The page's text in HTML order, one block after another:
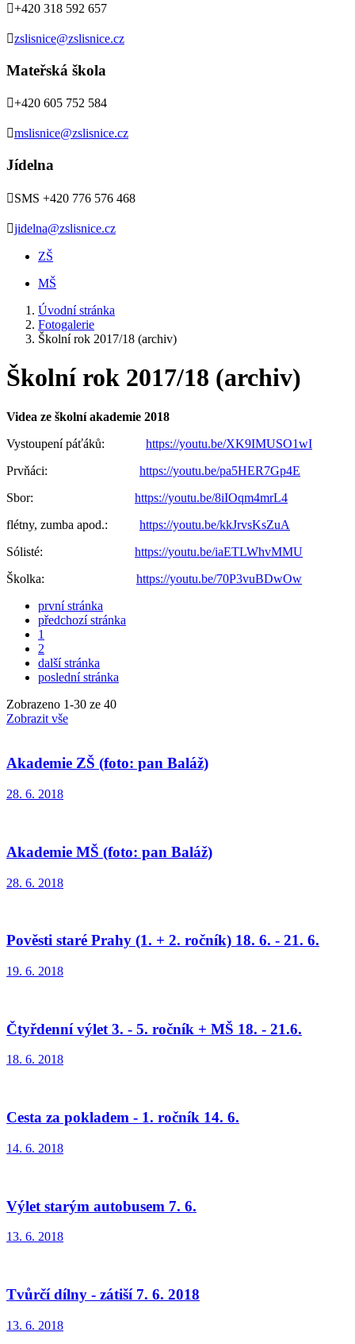
+420 318 592 657
zslisnice@zslisnice.cz
Mateřská škola
+420 605 752 584
mslisnice@zslisnice.cz
Jídelna
SMS +420 776 576 468
jidelna@zslisnice.cz
ZŠ
MŠ
Úvodní stránka
Fotogalerie
Školní rok 2017/18 (archiv)
Školní rok 2017/18 (archiv)
Videa ze školní akademie 2018
Vystoupení páťáků: https://youtu.be/XK9IMUSO1wI
Prvňáci: https://youtu.be/pa5HER7Gp4E
Sbor: https://youtu.be/8iIOqm4mrL4
flétny, zumba apod.: https://youtu.be/kkJrvsKsZuA
Sólisté: https://youtu.be/iaETLWhvMMU
Školka: https://youtu.be/70P3vuBDwOw
první stránka
předchozí stránka
1
2
další stránka
poslední stránka
Zobrazeno 1-30 ze 40
Zobrazit vše
Akademie ZŠ (foto: pan Baláž)
28. 6. 2018
Akademie MŠ (foto: pan Baláž)
28. 6. 2018
Pověsti staré Prahy (1. + 2. ročník) 18. 6. - 21. 6.
19. 6. 2018
Čtyřdenní výlet 3. - 5. ročník + MŠ 18. - 21.6.
18. 6. 2018
Cesta za pokladem - 1. ročník 14. 6.
14. 6. 2018
Výlet starým autobusem 7. 6.
13. 6. 2018
Tvůrčí dílny - zátiší 7. 6. 2018
13. 6. 2018